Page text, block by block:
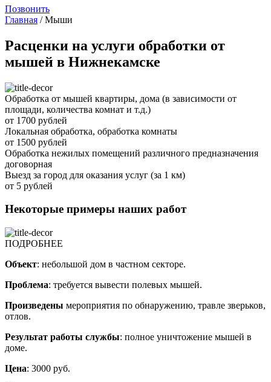
Позвонить
Главная /Мыши
Расценки на услуги обработки от
мышей в Нижнекамске
Обработка от мышей квартиры, дома (в зависимости от
площади, количества комнат и т.д.)
от 1700 рублей
Локальная обработка, обработка комнаты
от 1500 рублей
Обработка нежилых помещений различного предназначения
договорная
Выезд за город для оказания услуг (за 1 км)
от 5 рублей
Некоторые примеры наших работ
ПОДРОБНЕЕ
Объект: небольшой дом в частном секторе.
Проблема: требуется вывести полевых мышей.
Произведены мероприятия по обнаружению, травле зверьков,
отлов.
Результат работы службы: полное уничтожение мышей в
доме.
Цена: 3000 руб.